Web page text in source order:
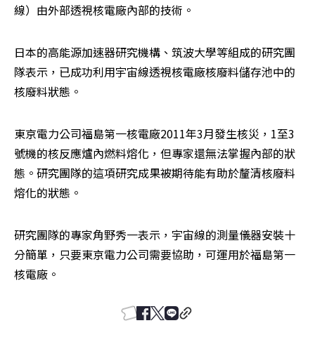
線）由外部透視核電廠內部的技術。
日本的高能源加速器研究機構、筑波大學等組成的研究團
隊表示，已成功利用宇宙線透視核電廠核廢料儲存池中的
核廢料狀態。
東京電力公司福島第一核電廠2011年3月發生核災，1至3
號機的核反應爐內燃料熔化，但專家還無法掌握內部的狀
態。研究團隊的這項研究成果被期待能有助於釐清核廢料
熔化的狀態。
研究團隊的專家角野秀一表示，宇宙線的測量儀器安裝十
分簡單，只要東京電力公司需要協助，可運用於福島第一
核電廠。